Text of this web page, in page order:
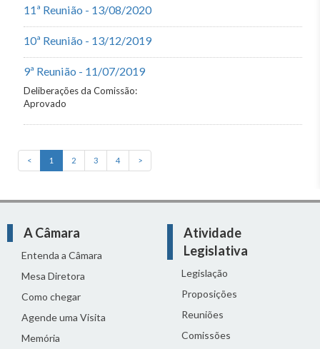
11ª Reunião - 13/08/2020
10ª Reunião - 13/12/2019
9ª Reunião - 11/07/2019
Deliberações da Comissão:
Aprovado
< 1 2 3 4 >
A Câmara
Entenda a Câmara
Mesa Diretora
Como chegar
Agende uma Visita
Memória
Atividade
Legislativa
Legislação
Proposições
Reuniões
Comissões